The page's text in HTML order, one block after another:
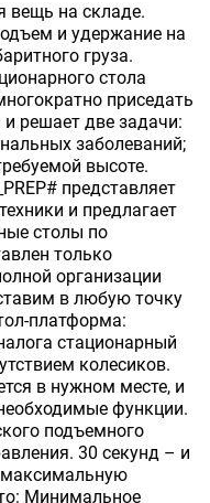
вещь на складе.
и удержание на
груза.
стола
приседать
решает две задачи:
заболеваний;
высоте.
представляет
и предлагает
столы по
только
организации
в любую точку
платформа:
стационарный
колесиков.
в нужном месте, и
функции.
подъемного
30 секунд – и
максимальную
Минимальное